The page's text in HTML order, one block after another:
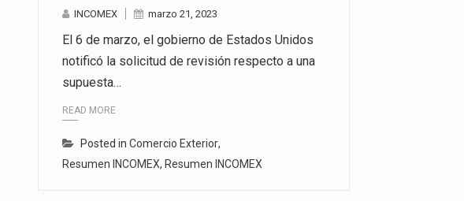
INCOMEX marzo 21, 2023
El 6 de marzo, el gobierno de Estados Unidos
notificó la solicitud de revisión respecto a una
supuesta…
READ MORE
Posted in Comercio Exterior,
Resumen INCOMEX, Resumen INCOMEX